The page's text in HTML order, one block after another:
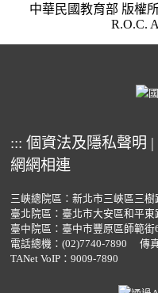
中華民國教育部 版權
R.O.C.
::: 個資法及隱私聲明 |
網網相連
三峽總院區：新北市三峽區三樹
臺北院區：臺北市大安區和平東
臺中院區：臺中市豐原區師範街
電話總機： (02)7740-7890
傳
TANet VoIP：9009-7890